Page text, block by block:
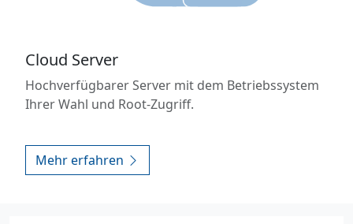
Cloud Server
Hochverfügbarer Server mit dem Betriebssystem
Ihrer Wahl und Root-Zugriff.
Mehr erfahren